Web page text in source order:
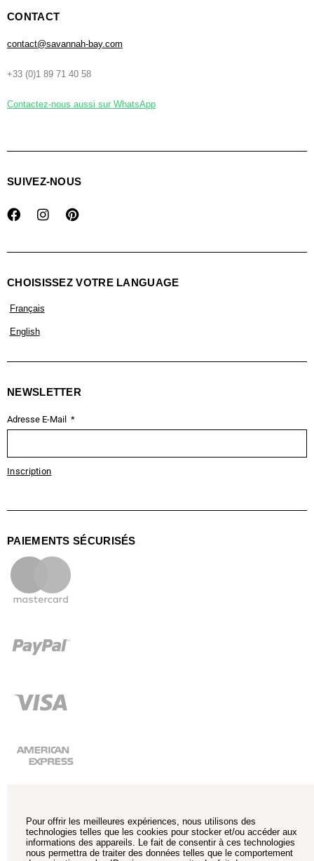
CONTACT
contact@savannah-bay.com
+33 (0)1 89 71 40 58
Contactez-nous aussi sur WhatsApp
SUIVEZ-NOUS
CHOISISSEZ VOTRE LANGUAGE
Français
English
NEWSLETTER
Adresse E-Mail
Inscription
PAIEMENTS SÉCURISÉS
Pour offrir les meilleures expériences, nous utilisons des
technologies telles que les cookies pour stocker et/ou accéder aux
informations des appareils. Le fait de consentir à ces technologies
nous permettra de traiter des données telles que le comportement